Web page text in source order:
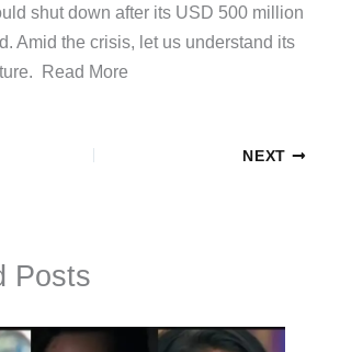
shut down after its USD 500 million
Amid the crisis, let us understand its
​Read More
NEXT
Posts